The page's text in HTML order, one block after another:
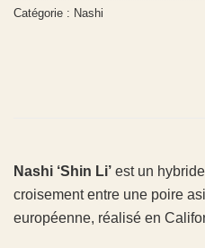
Catégorie : Nashi
Nashi ‘Shin Li’ est un
croisement entre une poire
européenne, réalisé en